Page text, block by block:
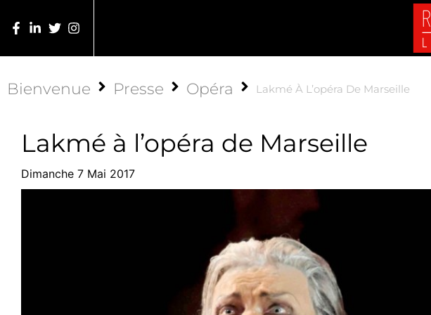
Bienvenue Presse Opéra Lakmé À L’opéra De Marseille
Lakmé à l’opéra de Marseille
Dimanche 7 Mai 2017